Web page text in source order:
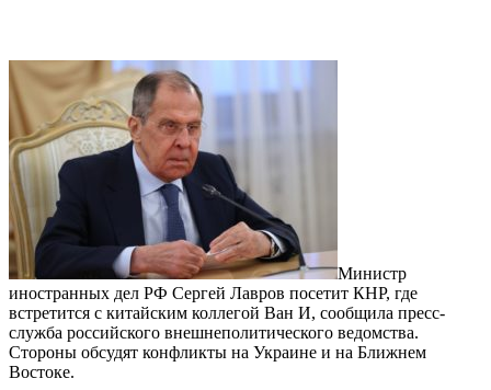
Министр
иностранных дел РФ Сергей Лавров посетит КНР, где
встретится с китайским коллегой Ван И, сообщила пресс-
служба российского внешнеполитического ведомства.
Стороны обсудят конфликты на Украине и на Ближнем
Востоке.